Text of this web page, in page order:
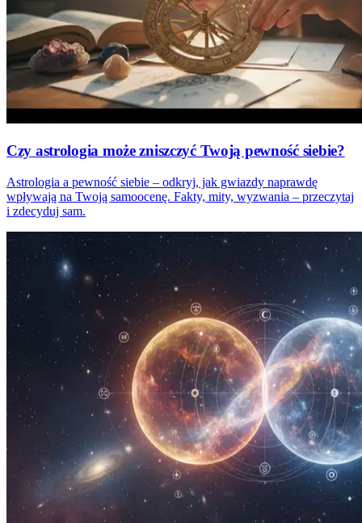
Czy astrologia może zniszczyć Twoją pewność siebie?
Astrologia a pewność siebie – odkryj, jak gwiazdy naprawdę
wpływają na Twoją samoocenę. Fakty, mity, wyzwania – przeczytaj
i zdecyduj sam.